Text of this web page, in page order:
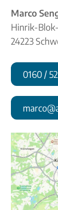
Marco
Hinrik-
24223
0160 /